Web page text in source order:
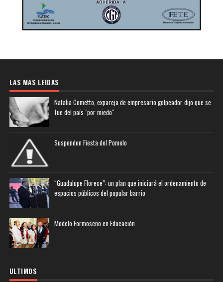
LAS MAS LEIDAS
Natalia Cometto, expareja de empresario golpeador dijo que se
fue del país "por miedo"
Suspenden Fiesta del Pomelo
“Guadalupe Florece”: un plan que iniciará el ordenamiento de
espacios públicos del popular barrio
Modelo Formoseño en Educación
ULTIMOS